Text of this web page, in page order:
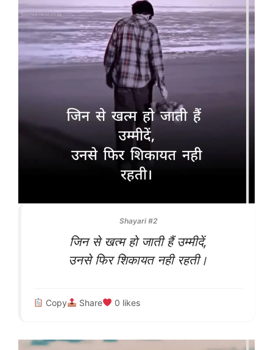
Shayari #2
जिन से खत्म हो जाती हैं उम्मीदें,
उनसे फिर शिकायत नही रहती।
Copy Share 0 likes